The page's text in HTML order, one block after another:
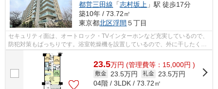
都営三田線 「志村坂上 」駅 徒歩17分
築10年 / 73.72㎡
東京都北区浮間 ５丁目
セキュリティ面は、オートロック・TVインターホンなど充実しているので、
防犯対策もばっちりです。浴室乾燥機を設置しているので、外に干したくな
い日でもバスルームに干せば効率よく...
23.5万円 (管理費等：15,000円 )
敷金 23.5万円 礼金
23.5万円
04階 / 3LDK / 73.72㎡